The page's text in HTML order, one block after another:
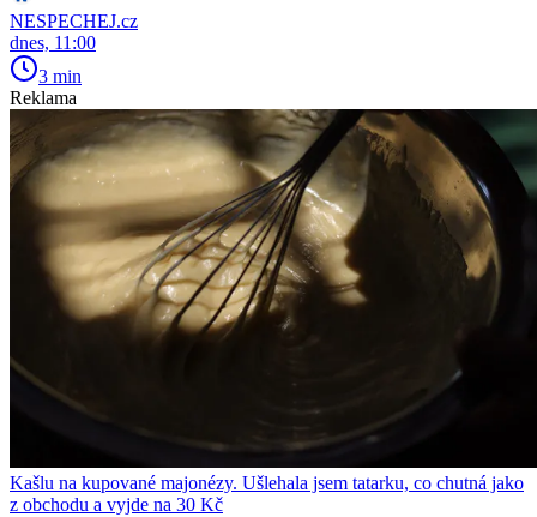
NESPECHEJ.cz
dnes, 11:00
3 min
Reklama
Kašlu na kupované majonézy. Ušlehala jsem tatarku, co chutná jako
z obchodu a vyjde na 30 Kč